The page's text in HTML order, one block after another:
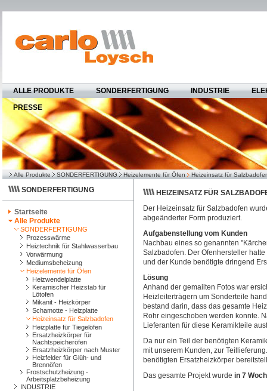
ALLE PRODUKTE SONDERFERTIGUNG INDUSTRIE
PRESSE
Alle Produkte SONDERFERTIGUNG Heizelemente für Öfen Heizeinsatz für
SONDERFERTIGUNG
Startseite
Alle Produkte
SONDERFERTIGUNG
Prozesswärme
Heiztechnik für Stahlwasserbau
Vorwärmung
Mediumsbeheizung
Heizelemente für Öfen
Heizwendelplatte
Keramischer Heizstab für
Lötofen
Mikanit - Heizkörper
Schamotte - Heizplatte
Heizeinsatz für Salzbadofen
Heizplatte für Tiegelöfen
Ersatzheizkörper für
Nachtspeicheröfen
Ersatzheizkörper nach Muster
Heizfelder für Glüh- und
Brennöfen
Frostschutzheizung -
Arbeitsplatzbeheizung
INDUSTRIE
HEIZEINSATZ FÜR
Der Heizeinsatz für Salzbadofen
abgeänderter Form produziert.
Aufgabenstellung vom Kunden
Nachbau eines so genannten
Salzbadofen. Der Ofenhersteller
und der Kunde benötigte dringend
Lösung
Anhand der gemailten Fotos war
Heizleiterträgern um Sonderteile
bestand darin, dass das gesamte
Rohr eingeschoben werden konnte.
Lieferanten für diese Keramikteile
Da nur ein Teil der benötigten
mit unserem Kunden, zur
benötigten Ersatzheizkörper
Das gesamte Projekt wurde in 7